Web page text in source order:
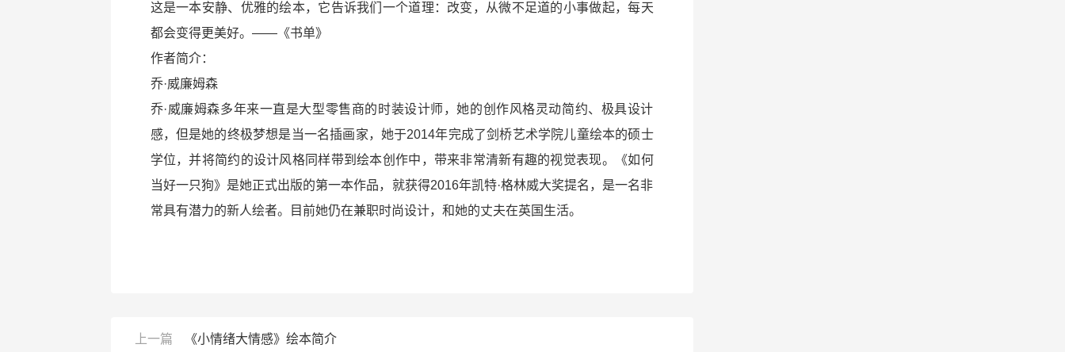
这是一本安静、优雅的绘本，它告诉我们一个道理：改变，从微不足道的小事做起，每天
都会变得更美好。——《书单》
作者简介：
乔·威廉姆森
乔·威廉姆森多年来一直是大型零售商的时装设计师，她的创作风格灵动简约、极具设计
感，但是她的终极梦想是当一名插画家，她于2014年完成了剑桥艺术学院儿童绘本的硕士
学位，并将简约的设计风格同样带到绘本创作中，带来非常清新有趣的视觉表现。《如何
当好一只狗》是她正式出版的第一本作品，就获得2016年凯特·格林威大奖提名，是一名非
常具有潜力的新人绘者。目前她仍在兼职时尚设计，和她的丈夫在英国生活。
上一篇
《小情绪大情感》绘本简介